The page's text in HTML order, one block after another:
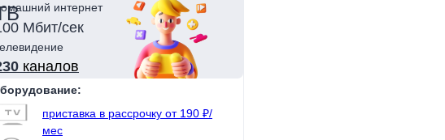
интернет
Мбит/сек
каналов
приставка в рассрочку от 190 ₽/
мес